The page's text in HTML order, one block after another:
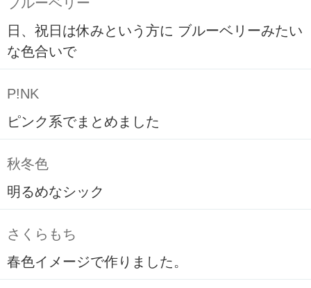
日、祝日は休みという方に ブルーベリーみたい
な色合いで
P!NK
ピンク系でまとめました
秋冬色
明るめなシック
さくらもち
春色イメージで作りました。